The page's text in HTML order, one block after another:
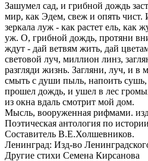
Зашумел сад, и грибной дождь
мир, как Эдем, свеж и опять чист.
зеркала луж - как растет ель, как
уж. О, грибной дождь, протяни
ждут - дай ветвям жить, дай
световой луч, миллион линз,
разгляди жизнь. Загляни, луч, и в
смыть с души пыль, напоить
прошел дождь, и ушел в лес
из окна вдаль смотрит мой дом.
Мысль, вооруженная рифмами.
Поэтическая антология по
Составитель В.Е.Холшевников.
Ленинград: Изд-во
Другие стихи Семена Кирсанова